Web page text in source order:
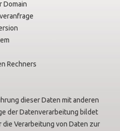
Domain
Rechners
dieser Daten mit anderen
der Datenverarbeitung bildet
die Verarbeitung von Daten zur